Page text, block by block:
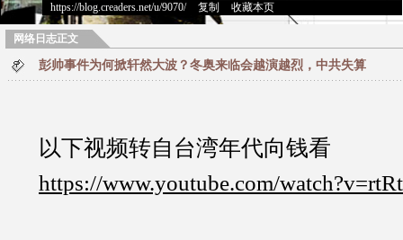
https://blog.creaders.net/u/9070/> 复制 收藏本页
网络日志正文
彭帅事件为何掀轩然大波？冬奥来临会越演越烈，中共失算
以下视频转自台湾年代向钱看
https://www.youtube.com/